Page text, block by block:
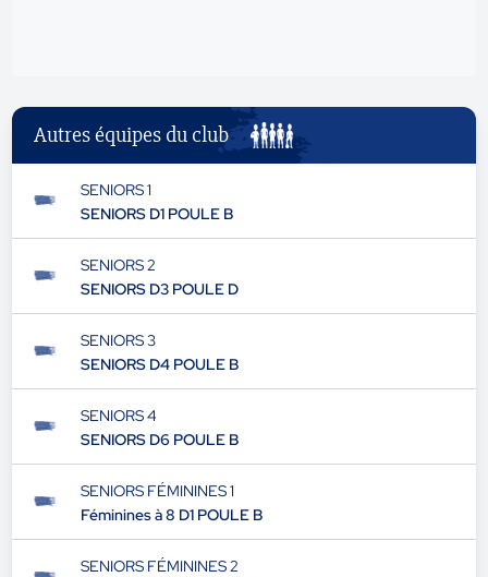
Autres équipes du club
SENIORS 1
SENIORS D1 POULE B
SENIORS 2
SENIORS D3 POULE D
SENIORS 3
SENIORS D4 POULE B
SENIORS 4
SENIORS D6 POULE B
SENIORS FÉMININES 1
Féminines à 8 D1 POULE B
SENIORS FÉMININES 2